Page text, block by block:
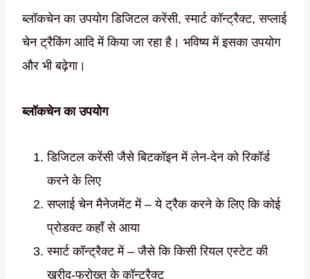
ब्लॉकचेन का उपयोग डिजिटल करेंसी, स्मार्ट कॉन्ट्रैक्ट, सप्लाई
चेन ट्रैकिंग आदि में किया जा रहा है। भविष्य में इसका उपयोग
और भी बढ़ेगा।
ब्लॉकचेन का उपयोग
डिजिटल करेंसी जैसे बिटकॉइन में लेन-देन को रिकॉर्ड
करने के लिए
सप्लाई चेन मैनेजमेंट में – ये ट्रैक करने के लिए कि कोई
प्रोडक्ट कहाँ से आया
स्मार्ट कॉन्ट्रैक्ट में – जैसे कि किसी रियल एस्टेट की
खरीद-फरोख्त के कॉन्ट्रैक्ट